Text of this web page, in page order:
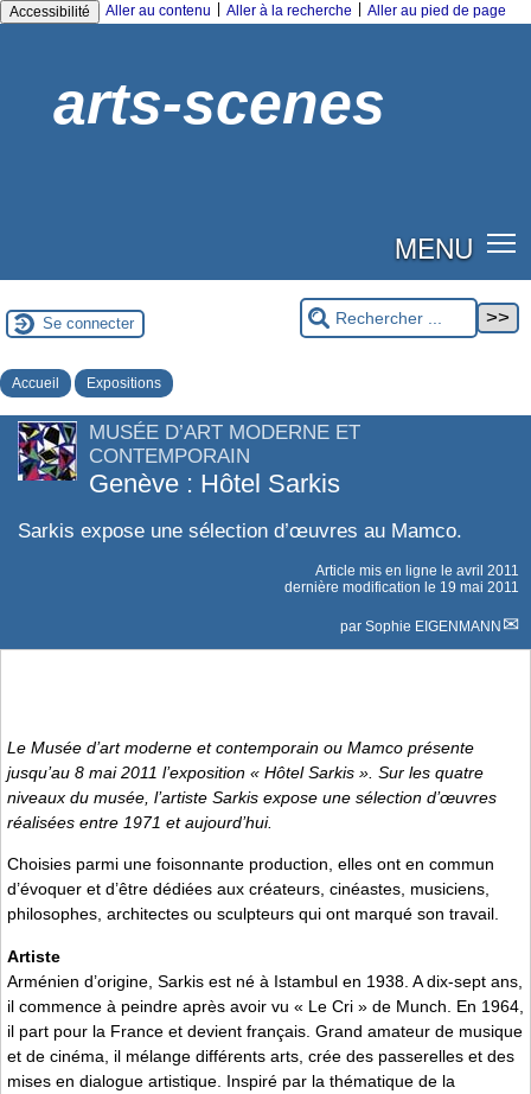
Accessibilité Aller au contenu Aller à la recherche Aller au pied de page
arts-scenes
MENU
Se connecter
Accueil Expositions
MUSÉE D’ART MODERNE ET
CONTEMPORAIN
Genève : Hôtel Sarkis
Sarkis expose une sélection d’œuvres au Mamco.
Article mis en ligne le avril 2011
dernière modification le 19 mai 2011
par Sophie EIGENMANN
Le Musée d’art moderne et contemporain ou Mamco présente
jusqu’au 8 mai 2011 l’exposition « Hôtel Sarkis ». Sur les quatre
niveaux du musée, l’artiste Sarkis expose une sélection d’œuvres
réalisées entre 1971 et aujourd’hui.
Choisies parmi une foisonnante production, elles ont en commun
d’évoquer et d’être dédiées aux créateurs, cinéastes, musiciens,
philosophes, architectes ou sculpteurs qui ont marqué son travail.
Artiste
Arménien d’origine, Sarkis est né à Istambul en 1938. A dix-sept ans,
il commence à peindre après avoir vu « Le Cri » de Munch. En 1964,
il part pour la France et devient français. Grand amateur de musique
et de cinéma, il mélange différents arts, crée des passerelles et des
mises en dialogue artistique. Inspiré par la thématique de la